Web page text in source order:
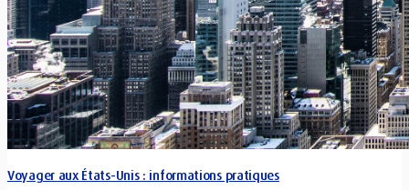
Voyager aux États-Unis : informations pratiques